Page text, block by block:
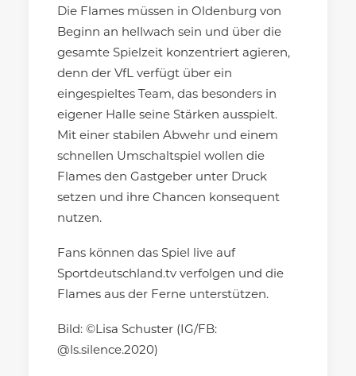
Die Flames müssen in Oldenburg von
Beginn an hellwach sein und über die
gesamte Spielzeit konzentriert agieren,
denn der VfL verfügt über ein
eingespieltes Team, das besonders in
eigener Halle seine Stärken ausspielt.
Mit einer stabilen Abwehr und einem
schnellen Umschaltspiel wollen die
Flames den Gastgeber unter Druck
setzen und ihre Chancen konsequent
nutzen.
Fans können das Spiel live auf
Sportdeutschland.tv verfolgen und die
Flames aus der Ferne unterstützen.
Bild: ©Lisa Schuster (IG/FB:
@ls.silence.2020)